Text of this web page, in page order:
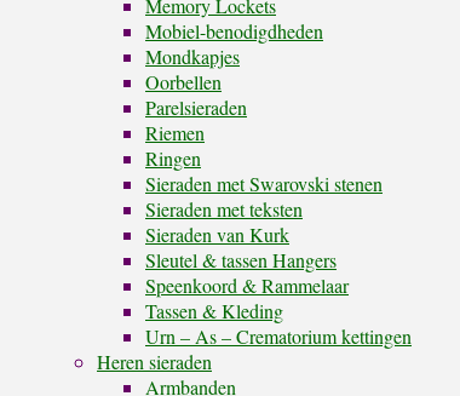
Memory Lockets
Mobiel-benodigdheden
Mondkapjes
Oorbellen
Parelsieraden
Riemen
Ringen
Sieraden met Swarovski stenen
Sieraden met teksten
Sieraden van Kurk
Sleutel & tassen Hangers
Speenkoord & Rammelaar
Tassen & Kleding
Urn – As – Crematorium kettingen
Heren sieraden
Armbanden